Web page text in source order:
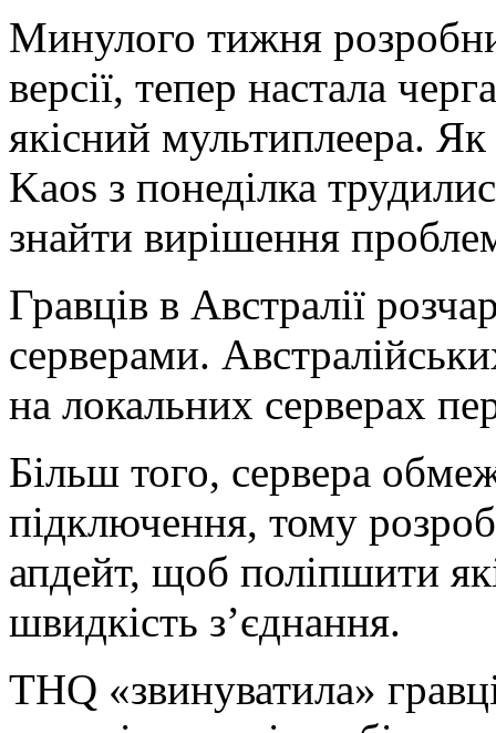
Минулого тижня
версії, тепер настала
якісний мультиплеера.
Kaos з понеділка
знайти вирішення
Гравців в Австралії
серверами.
на локальних серверах
Більш того, сервера
підключення, тому
апдейт, щоб поліпшити
швидкість з’єднання.
THQ «звинуватила»